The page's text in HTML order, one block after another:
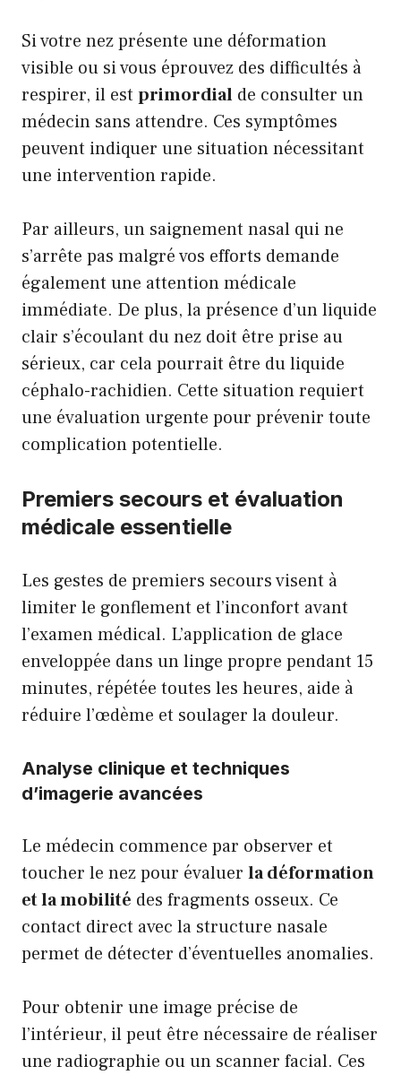
Si votre nez présente une déformation
visible ou si vous éprouvez des difficultés à
respirer, il est primordial de consulter un
médecin sans attendre. Ces symptômes
peuvent indiquer une situation nécessitant
une intervention rapide.
Par ailleurs, un saignement nasal qui ne
s’arrête pas malgré vos efforts demande
également une attention médicale
immédiate. De plus, la présence d’un liquide
clair s’écoulant du nez doit être prise au
sérieux, car cela pourrait être du liquide
céphalo-rachidien. Cette situation requiert
une évaluation urgente pour prévenir toute
complication potentielle.
Premiers secours et évaluation
médicale essentielle
Les gestes de premiers secours visent à
limiter le gonflement et l’inconfort avant
l’examen médical. L’application de glace
enveloppée dans un linge propre pendant 15
minutes, répétée toutes les heures, aide à
réduire l’œdème et soulager la douleur.
Analyse clinique et techniques
d’imagerie avancées
Le médecin commence par observer et
toucher le nez pour évaluer la déformation
et la mobilité des fragments osseux. Ce
contact direct avec la structure nasale
permet de détecter d’éventuelles anomalies.
Pour obtenir une image précise de
l’intérieur, il peut être nécessaire de réaliser
une radiographie ou un scanner facial. Ces